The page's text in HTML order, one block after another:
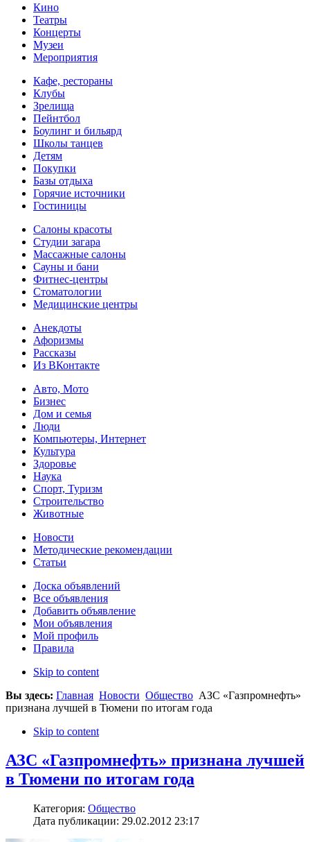
Кино
Театры
Концерты
Музеи
Мероприятия
Кафе, рестораны
Клубы
Зрелища
Пейнтбол
Боулинг и бильярд
Школы танцев
Детям
Покупки
Базы отдыха
Горячие источники
Гостиницы
Салоны красоты
Студии загара
Массажные салоны
Сауны и бани
Фитнес-центры
Стоматологии
Медицинские центры
Анекдоты
Афоризмы
Рассказы
Из ВКонтакте
Авто, Мото
Бизнес
Дом и семья
Люди
Компьютеры, Интернет
Культура
Здоровье
Наука
Спорт, Туризм
Строительство
Животные
Новости
Методические рекомендации
Статьи
Доска объявлений
Все объявления
Добавить объявление
Мои объявления
Мой профиль
Правила
Skip to content
Вы здесь: Главная Новости Общество АЗС «Газпромнефть»
признана лучшей в Тюмени по итогам года
Skip to content
АЗС «Газпромнефть» признана лучшей
в Тюмени по итогам года
Категория: Общество
Дата публикации: 29.02.2012 23:17